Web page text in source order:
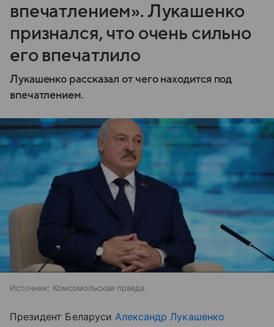
впечатлением». Лукашенко
признался, что очень сильно
его впечатлило
Лукашенко рассказал от чего находится под
впечатлением.
Источник: Комсомольская правда
Президент Беларуси Александр Лукашенко